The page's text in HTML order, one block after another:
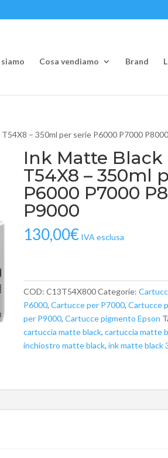
siamo Cosa vendiamo Brand
– 350ml per serie P6000 P7000
Ink Matte Black
T54X8 – 350ml
P6000 P7000
P9000
130,00€ IVA esclusa
COD:C13T54X800Categorie:
P6000,Cartucce per P7000,Cartucce
per P9000,Cartucce pigmento Epson
cartuccia matte black,cartuccia matte
inchiostro matte black,ink matte black